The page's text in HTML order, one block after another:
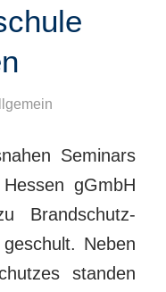
Seminars
gGmbH
Brandschutz-
Neben
standen